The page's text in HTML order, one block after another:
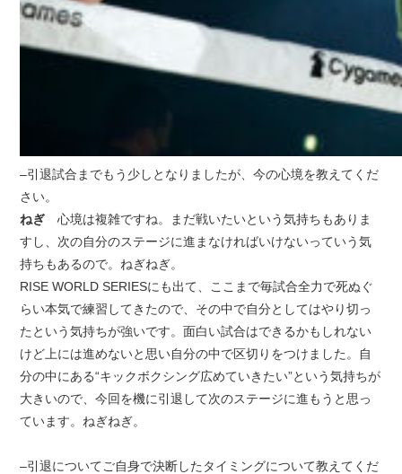
–引退試合までもう少しとなりましたが、今の心境を教えてくだ
さい。
ねぎ 心境は複雑ですね。まだ戦いたいという気持ちもありま
すし、次の自分のステージに進まなければいけないっていう気
持ちもあるので。ねぎねぎ。
RISE WORLD SERIESにも出て、ここまで毎試合全力で死ぬぐ
らい本気で練習してきたので、その中で自分としてはやり切っ
たという気持ちが強いです。面白い試合はできるかもしれない
けど上には進めないと思い自分の中で区切りをつけました。自
分の中にある“キックボクシング広めていきたい”という気持ちが
大きいので、今回を機に引退して次のステージに進もうと思っ
ています。ねぎねぎ。
–引退についてご自身で決断したタイミングについて教えてくだ